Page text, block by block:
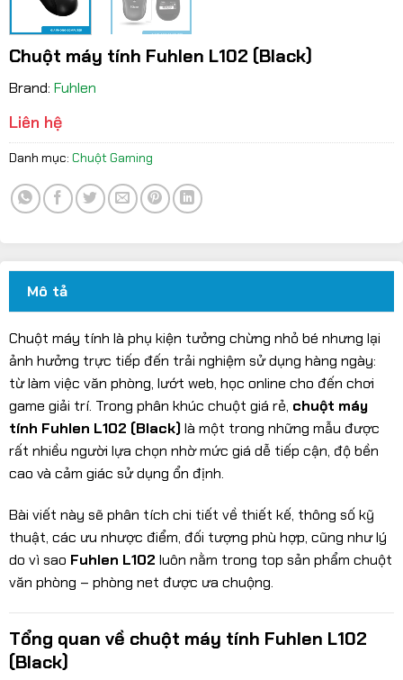
Chuột máy tính Fuhlen L102 (Black)
Brand: Fuhlen
Liên hệ
Danh mục: Chuột Gaming
Mô tả
Chuột máy tính là phụ kiện tưởng chừng nhỏ bé nhưng lại
ảnh hưởng trực tiếp đến trải nghiệm sử dụng hàng ngày:
từ làm việc văn phòng, lướt web, học online cho đến chơi
game giải trí. Trong phân khúc chuột giá rẻ, chuột máy
tính Fuhlen L102 (Black)là một trong những mẫu được
rất nhiều người lựa chọn nhờ mức giá dễ tiếp cận, độ bền
cao và cảm giác sử dụng ổn định.
Bài viết này sẽ phân tích chi tiết về thiết kế, thông số kỹ
thuật, các ưu nhược điểm, đối tượng phù hợp, cũng như lý
do vì sao Fuhlen L102 luôn nằm trong top sản phẩm chuột
văn phòng – phòng net được ưa chuộng.
Tổng quan về chuột máy tính Fuhlen L102
(Black)